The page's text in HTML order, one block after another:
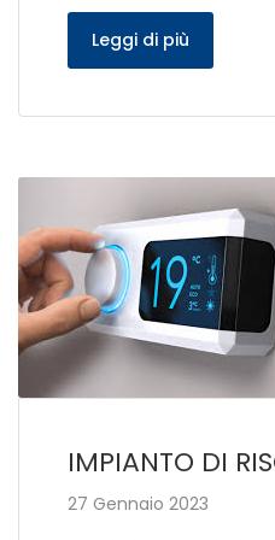
Leggi di più
IMPIANTO DI
27 Gennaio 2023